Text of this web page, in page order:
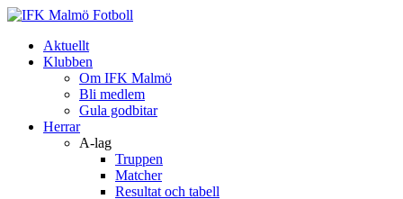
Aktuellt
Klubben
Om IFK Malmö
Bli medlem
Gula godbitar
Herrar
A-lag
Truppen
Matcher
Resultat och tabell